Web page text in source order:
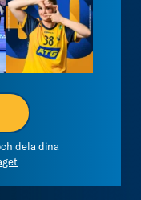
dela dina